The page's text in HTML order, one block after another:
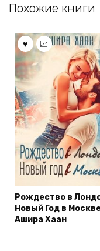
Похожие книги
Рождество в
Новый Год в
Ашира Хаан